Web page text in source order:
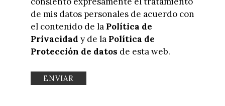
de mis datos personales de acuerdo con
el contenido de la Política de
Privacidad y de la Política de
Protección de datos de esta web.